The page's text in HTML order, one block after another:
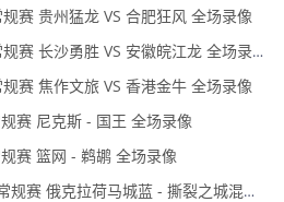
赛 贵州猛龙 VS 合肥狂风 全场录像
2026年01月15日 NBL常规赛 长沙勇胜 VS 安徽皖江龙 全场录像
赛 焦作文旅 VS 香港金牛 全场录像
赛 尼克斯 - 国王 全场录像
赛 篮网 - 鹈鹕 全场录像
2026年01月15日G联赛常规赛 俄克拉荷马城蓝 - 撕裂之城混音 全场录像